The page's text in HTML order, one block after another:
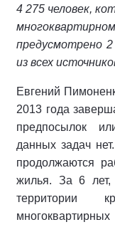
4 275 человек,
предусмотрено
из всех
Евгений
2013 года
предпосылок
данных задач
продолжаются
жилья. За 6
территории